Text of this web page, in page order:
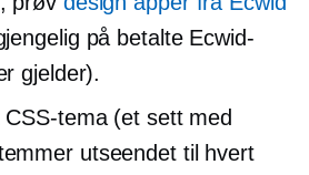
på betalte Ecwid-
gjelder).
tema (et sett med
utseendet til hvert